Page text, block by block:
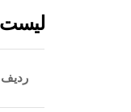
لیست
ردیف